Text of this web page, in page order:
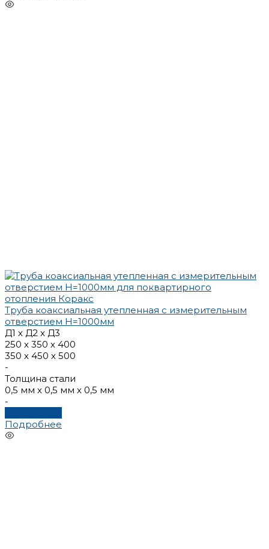
Труба коаксиальная утепленная с измерительным
отверстием Н=1000мм
Д1 х Д2 x Д3
250 х 350 х 400
350 х 450 х 500
-
Толщина стали
0,5 мм х 0,5 мм х 0,5 мм
-
Подробнее